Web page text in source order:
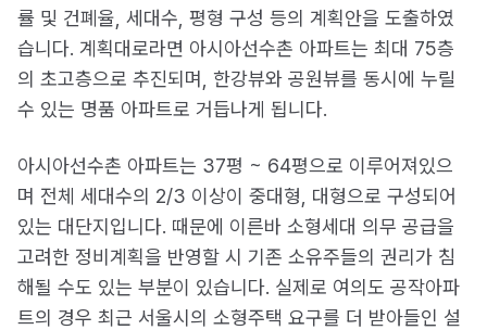
률 및 건폐율, 세대수, 평형 구성 등의 계획안을 도출하였
습니다. 계획대로라면 아시아선수촌 아파트는 최대 75층
의 초고층으로 추진되며, 한강뷰와 공원뷰를 동시에 누릴
수 있는 명품 아파트로 거듭나게 됩니다.
아시아선수촌 아파트는 37평 ~ 64평으로 이루어져있으
며 전체 세대수의 2/3 이상이 중대형, 대형으로 구성되어
있는 대단지입니다. 때문에 이른바 소형세대 의무 공급을
고려한 정비계획을 반영할 시 기존 소유주들의 권리가 침
해될 수도 있는 부분이 있습니다. 실제로 여의도 공작아파
트의 경우 최근 서울시의 소형주택 요구를 더 받아들인 설